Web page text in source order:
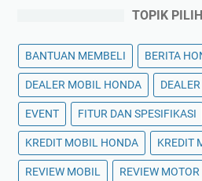
TOPIK
BANTUAN MEMBELI BERITA
DEALER MOBIL HONDA
EVENT FITUR DAN SPESIFIKASI
KREDIT MOBIL HONDA KREDIT
REVIEW MOBIL REVIEW MOTOR